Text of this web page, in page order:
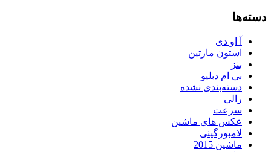
دسته‌ها
آ او دی
استون مارتین
بنز
بی ام دبلیو
دسته‌بندی نشده
رالی
سرعت
عکس های ماشین
لامبورگینی
ماشین 2015